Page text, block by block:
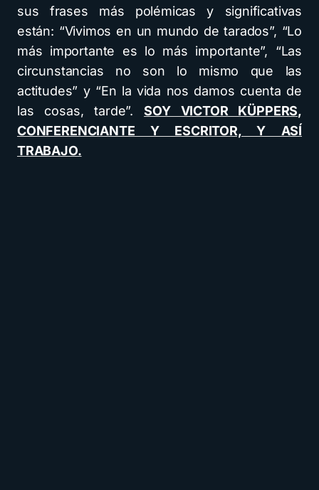
sus frases más polémicas y significativas
están: “Vivimos en un mundo de tarados”, “Lo
más importante es lo más importante”, “Las
circunstancias no son lo mismo que las
actitudes” y “En la vida nos damos cuenta de
las cosas, tarde”.SOY VICTOR KÜPPERS,
CONFERENCIANTE Y ESCRITOR, Y ASÍ
TRABAJO.